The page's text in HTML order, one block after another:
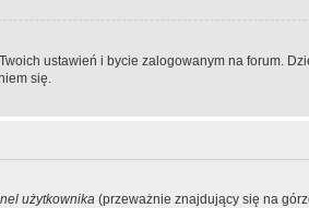
ustawień i bycie zalogowanym na forum.
się.
użytkownika (przeważnie znajdujący się na